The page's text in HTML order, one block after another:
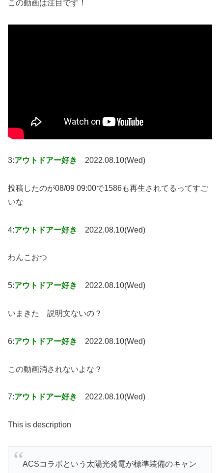
この動画は注目です！
3:アウトドアー好き 2022.08.10(Wed)
投稿したのが08/09 09:00で1586も再生されてるってすご
いな
4:アウトドアー好き 2022.08.10(Wed)
わんこおつ
5:アウトドアー好き 2022.08.10(Wed)
いまきた 説明文ないの？
6:アウトドアー好き 2022.08.10(Wed)
この動画消されないよな？
7:アウトドアー好き 2022.08.10(Wed)
This is description
ACSコラボという太陽光発電が標準装備のキャン